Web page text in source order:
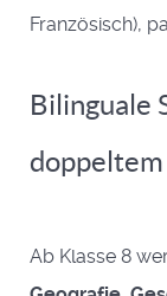
Französisch),
Bilinguale
Ab Klasse 8